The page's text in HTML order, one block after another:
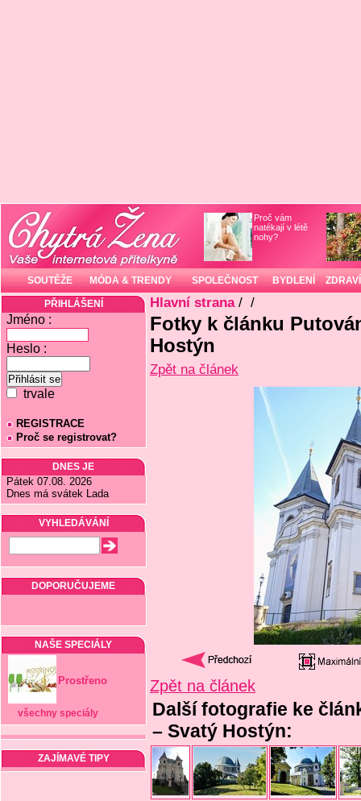
Proč vám
natékají v létě
nohy?
SOUTĚŽE MÓDA & TRENDY SPOLEČNOST BYDLENÍ ZDRAVÍ
PŘIHLÁŠENÍ
Jméno :
Heslo :
trvale
REGISTRACE
Proč se registrovat?
DNES JE
Pátek 07.08. 2026
Dnes má svátek Lada
VYHLEDÁVÁNÍ
DOPORUČUJEME
NAŠE SPECIÁLY
Prostřeno
všechny speciály
ZAJÍMAVÉ TIPY
Hlavní strana/ /
Fotky k článku
Hostýn
Zpět na článek
Zpět na článek
Další fotografie ke
– Svatý Hostýn: